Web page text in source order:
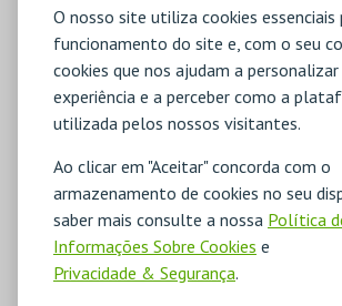
O nosso site utiliza cookies essenciais
funcionamento do site e, com o seu
cookies que nos ajudam a personalizar
experiência e a perceber como a
utilizada pelos nossos visitantes.
Ao clicar em "Aceitar" concorda com o
armazenamento de cookies no seu
saber mais consulte a nossa Política
Informações Sobre Cookies e
Privacidade & Segurança.